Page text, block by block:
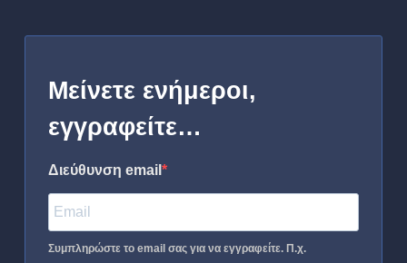
Μείνετε ενήμεροι,
εγγραφείτε…
Διεύθυνση email
Συμπληρώστε το email σας για να εγγραφείτε. Π.χ.